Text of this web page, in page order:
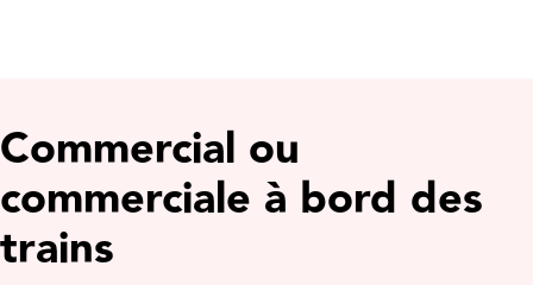
Commercial ou
commerciale à bord des
trains